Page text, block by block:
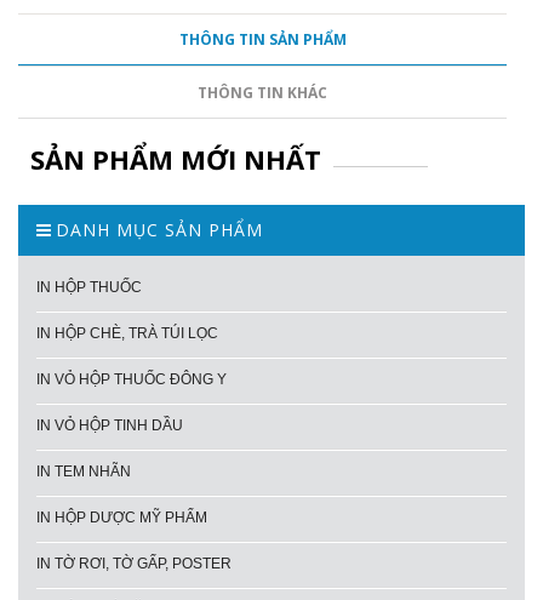
THÔNG TIN SẢN PHẨM
THÔNG TIN KHÁC
SẢN PHẨM MỚI NHẤT
DANH MỤC SẢN PHẨM
IN HỘP THUỐC
IN HỘP CHÈ, TRÀ TÚI LỌC
IN VỎ HỘP THUỐC ĐÔNG Y
IN VỎ HỘP TINH DẦU
IN TEM NHÃN
IN HỘP DƯỢC MỸ PHẨM
IN TỜ RƠI, TỜ GẤP, POSTER